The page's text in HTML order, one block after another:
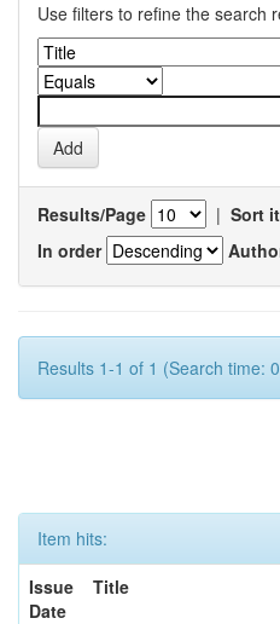
Use filters to refine the search
Results/Page | Sort
In order
Results 1-1 of 1 (Search time:
Item hits:
Issue
Date
Title